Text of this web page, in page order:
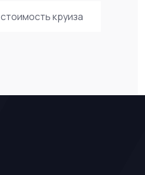
стоимость круиза